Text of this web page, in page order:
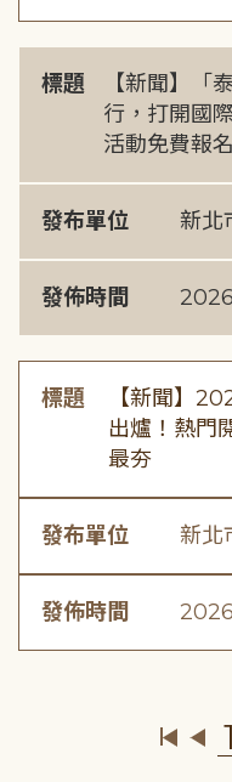
標題
【新聞】「
行，打開國
活動免費報名
發布單位 新北
發佈時間
標題
【新聞】
出爐！熱門
最夯
發布單位 新北
發佈時間
1